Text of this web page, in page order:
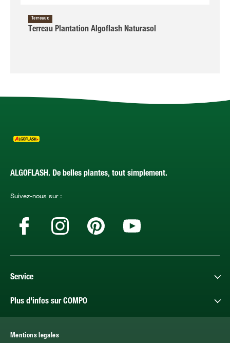
Terreaux
Terreau Plantation Algoflash Naturasol
ALGOFLASH. De belles plantes, tout simplement.
Suivez-nous sur :
Service
Plus d'infos sur COMPO
Mentions legales